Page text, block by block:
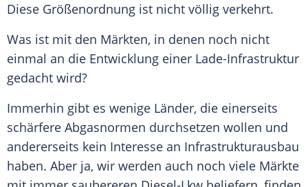
Diese Größenordnung ist nicht völlig verkehrt.
Was ist mit den Märkten, in denen noch nicht
einmal an die Entwicklung einer Lade-Infrastruktur
gedacht wird?
Immerhin gibt es wenige Länder, die einerseits
schärfere Abgasnormen durchsetzen wollen und
andererseits kein Interesse an Infrastrukturausbau
haben. Aber ja, wir werden auch noch viele Märkte